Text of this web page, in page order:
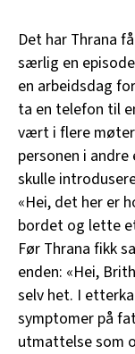
Det har Thrana
særlig en
en arbeidsdag
ta en telefon til
vært i flere
personen i
skulle
«Hei, det her er
bordet og lette
Før Thrana fikk
enden: «Hei,
selv het. I
symptomer på
utmattelse som